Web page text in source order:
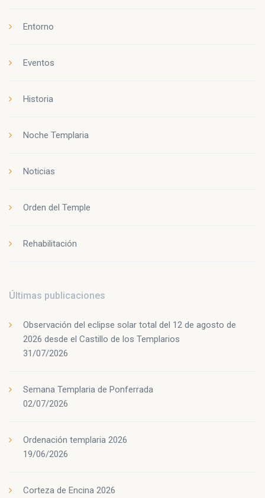
Entorno
Eventos
Historia
Noche Templaria
Noticias
Orden del Temple
Rehabilitación
Últimas publicaciones
Observación del eclipse solar total del 12 de agosto de
2026 desde el Castillo de los Templarios
31/07/2026
Semana Templaria de Ponferrada
02/07/2026
Ordenación templaria 2026
19/06/2026
Corteza de Encina 2026